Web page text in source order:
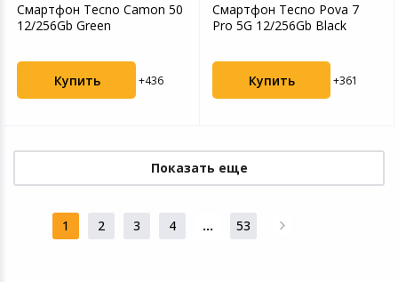
Смартфон Tecno Camon 50
12/256Gb Green
Купить +436
Смартфон Tecno Pova 7
Pro 5G 12/256Gb Black
Купить +361
Показать еще
1 2 3 4 ... 53